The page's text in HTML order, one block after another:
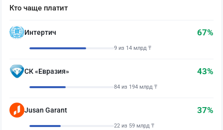
Кто чаще платит
Интертич 67%
9 из 14 млрд ₸
СК «Евразия» 43%
84 из 194 млрд ₸
Jusan Garant 37%
22 из 59 млрд ₸